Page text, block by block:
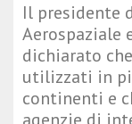
Il presidente
Aerospaziale
dichiarato
utilizzati in
continenti e